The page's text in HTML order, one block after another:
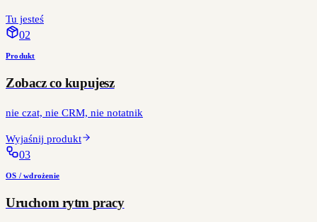
Tu jesteś
02
Produkt
Zobacz co kupujesz
nie czat, nie CRM, nie notatnik
Wyjaśnij produkt
03
OS / wdrożenie
Uruchom rytm pracy